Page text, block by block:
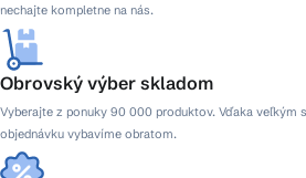
nechajte kompletne na nás.
Obrovský výber skladom
Vyberajte z ponuky 90 000 produktov. Vďaka veľkým
objednávku vybavíme obratom.